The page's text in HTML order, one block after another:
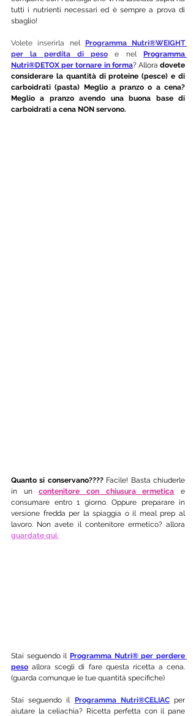
tutti i nutrienti necessari ed è sempre a prova di
sbaglio!
Volete inserirla nel Programma Nutri®WEIGHT
per la perdita di peso e nel Programma
Nutri®DETOX per tornare in forma? Allora dovete
considerare la quantità di proteine (pesce) e di
carboidrati (pasta) Meglio a pranzo o a cena?
Meglio a pranzo avendo una buona base di
carboidrati a cena NON servono.
Quanto si conservano???? Facile! Basta chiuderle
in un contenitore con chiusura ermetica e
consumare entro 1 giorno. Oppure preparare in
versione fredda per la spiaggia o il meal prep al
guardate qui.
Stai seguendo il Programma Nutri® per perdere
peso allora scegli di fare questa ricetta a cena.
(guarda comunque le tue quantità specifiche)
Stai seguendo il Programma Nutri®CELIAC per
aiutare la celiachia? Ricetta perfetta con il pane